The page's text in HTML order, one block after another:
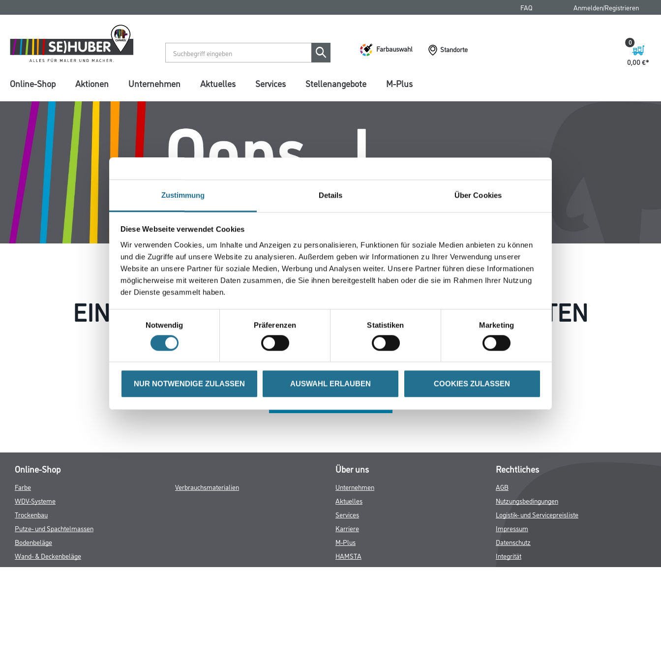
Zustimmung Details Über Cookies
Diese Webseite verwendet Cookies
Wir verwenden Cookies, um Inhalte und Anzeigen zu personalisieren, Funktionen für soziale Medien anbieten zu können
und die Zugriffe auf unsere Website zu analysieren. Außerdem geben wir Informationen zu Ihrer Verwendung unserer
Website an unsere Partner für soziale Medien, Werbung und Analysen weiter. Unsere Partner führen diese Informationen
möglicherweise mit weiteren Daten zusammen, die Sie ihnen bereitgestellt haben oder die sie im Rahmen Ihrer Nutzung
der Dienste gesammelt haben.
Notwendig
Präferenzen Statistiken Marketing
NUR NOTWENDIGE ZULASSEN AUSWAHL ERLAUBEN COOKIES ZULASSEN
springen
springen
FAQ Anmelden/Registrieren
Farbauswahl
Standorte
0,00 €
0
Online-Shop Aktionen Unternehmen Aktuelles Services Stellenangebote M-Plus
EIN KLEINER ZWISCHENFALL IST AUFGETRETEN
Keine Sorge, wir pinseln schon an der Lösung und werden das Problem so schnell wie möglich beheben.
Erkunden Sie in der Zwischenzeit unseren Online-Shop und lassen Sie sich inspirieren.
Online-Shop
Farbe
WDV-Systeme
Trockenbau
Putze- und Spachtelmassen
Bodenbeläge
Wand- & Deckenbeläge
Werkzeug & Maschinen
Verbrauchsmaterialien
Über uns
Unternehmen
Aktuelles
Services
Karriere
M-Plus
HAMSTA
FAQ
Rechtliches
AGB
Nutzungsbedingungen
Logistik- und Servicepreisliste
Impressum
Datenschutz
Integrität
Kontakt